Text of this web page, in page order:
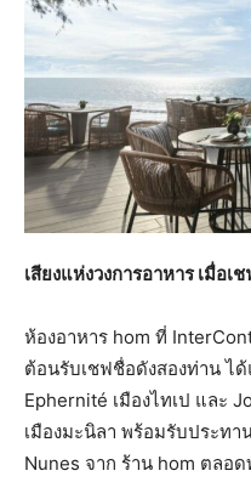
เสียงแห่งวงการอาหาร เมื่อ
ห้องอาหาร hom ที่
ต้อนรับเชฟชื่อดังสองท่าน ไ
Ephernité เมืองไทเป และ
เมืองมะนิลา พร้อมรับประท
Nunes จาก ร้าน hom ตลอ